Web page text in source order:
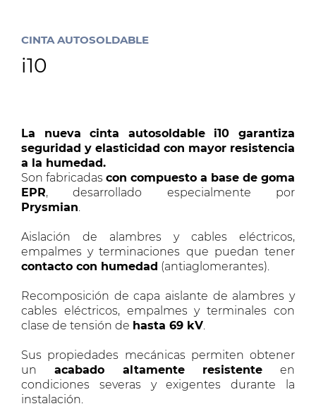
CINTA AUTOSOLDABLE
i10
La nueva cinta autosoldable i10 garantiza
seguridad y elasticidad con mayor resistencia
a la humedad.
Son fabricadas con compuesto a base de goma
EPR, desarrollado especialmente por
Prysmian.
Aislación de alambres y cables eléctricos,
empalmes y terminaciones que puedan tener
contacto con humedad (antiaglomerantes).
Recomposición de capa aislante de alambres y
cables eléctricos, empalmes y terminales con
clase de tensión de hasta 69 kV.
Sus propiedades mecánicas permiten obtener
un acabado altamente resistente en
condiciones severas y exigentes durante la
instalación.